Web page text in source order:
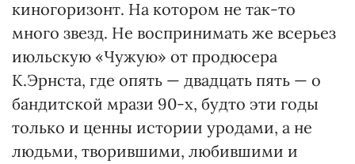
киногоризонт. На котором не так-то
много звезд. Не воспринимать же всерьез
июльскую «Чужую» от продюсера
К.Эрнста, где опять — двадцать пять — о
бандитской мрази 90-х, будто эти годы
только и ценны истории уродами, а не
людьми, творившими, любившими и